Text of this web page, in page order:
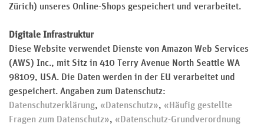
Zürich) unseres Online-Shops gespeichert und verarbeitet.
Digitale Infrastruktur
Diese Website verwendet Dienste von Amazon Web Services
(AWS) Inc., mit Sitz in 410 Terry Avenue North Seattle WA
98109, USA. Die Daten werden in der EU verarbeitet und
gespeichert. Angaben zum Datenschutz:
Datenschutzerklärung, «Datenschutz», «Häufig gestellte
Fragen zum Datenschutz», «Datenschutz-Grundverordnung